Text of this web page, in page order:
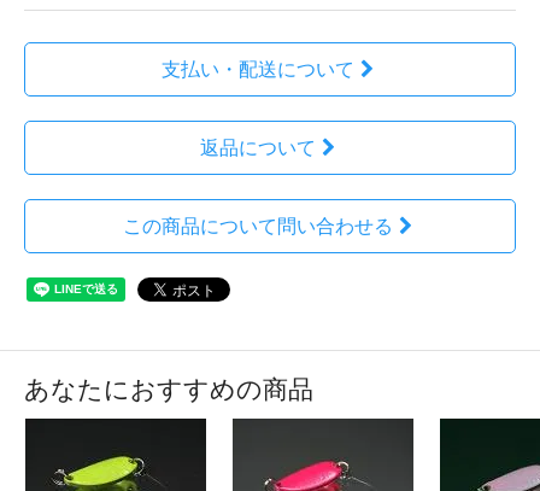
支払い・配送について
返品について
この商品について問い合わせる
あなたにおすすめの商品